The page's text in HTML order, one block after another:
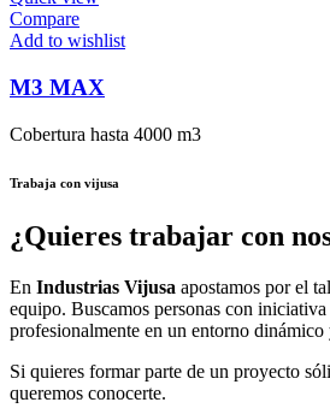
Compare
Add to wishlist
M3 MAX
Cobertura hasta 4000 m3
Trabaja con vijusa
¿Quieres trabajar con
En Industrias Vijusa apostamos por el
equipo. Buscamos personas con
profesionalmente en un entorno
Si quieres formar parte de un proyecto
queremos conocerte.